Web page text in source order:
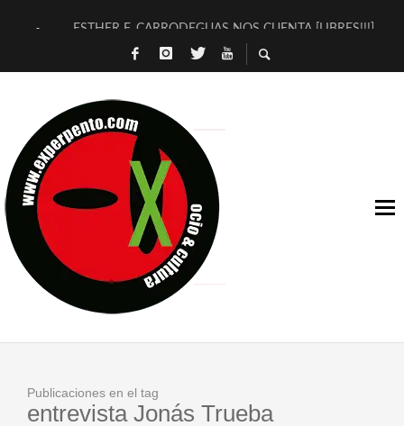
ESTHER F. CARRODEGUAS NOS CUENTA [LIBRES!!!]
[TERRA DE GUAPES] DE SANDRA MONFORT
TIMBRE 4, LA ESCUELA DEL DIRECTOR TEATRAL CLAUDIO
30 AÑOS (NO ES NADA) DE LA KATARSIS DEL TOMATAZO
MILITARES JUDÍAS EN #EXVITA
D’BALDOMEROS REINVENTAN [BITÁCORA 3.0] EN EXVITA
MARSHALL FLASH PRESENTA EN EXVITA [RELATIVA
JOFRE BARDAGÍ EN EXVITA INTERPRETANDO A SERRAT
Publicaciones en el tag
entrevista Jonás Trueba